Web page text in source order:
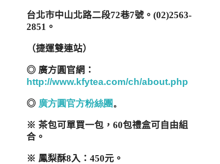
台北市中山北路二段72巷7號 。 (02)2563-
2851 。
（捷運雙連站）
◎ 廣方圓官網：
http://www.kfytea.com/ch/about.php
◎ 廣方圓官方粉絲團。
※ 茶包可單買一包， 60包禮盒可自由組
合。
※ 鳳梨酥8入： 450元。